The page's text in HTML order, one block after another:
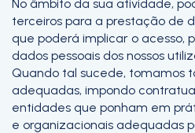
No âmbito da sua atividade,
terceiros para a prestação de
que poderá implicar o acesso,
dados pessoais dos nossos
Quando tal sucede, tomamos
adequadas, impondo
entidades que ponham em
e organizacionais adequadas